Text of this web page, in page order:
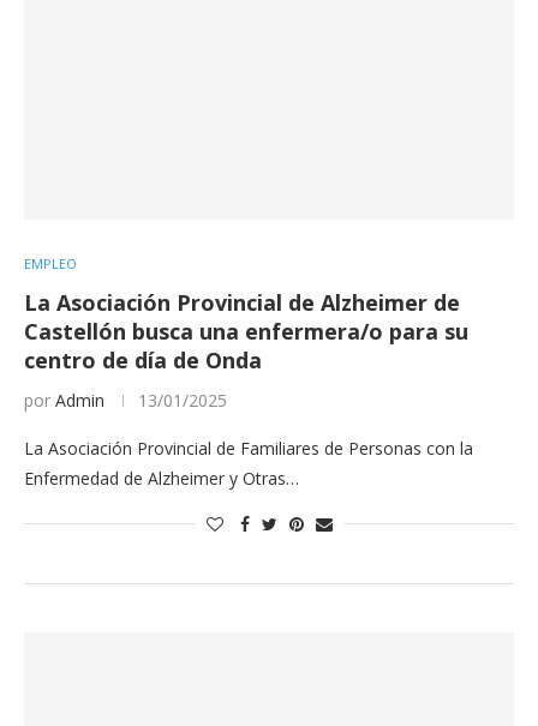
EMPLEO
La Asociación Provincial de Alzheimer de
Castellón busca una enfermera/o para su
centro de día de Onda
por Admin 13/01/2025
La Asociación Provincial de Familiares de Personas con la
Enfermedad de Alzheimer y Otras…